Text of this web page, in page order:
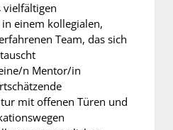
vielfältigen
einem kollegialen,
Team, das sich
n Mentor/in
mit offenen Türen und